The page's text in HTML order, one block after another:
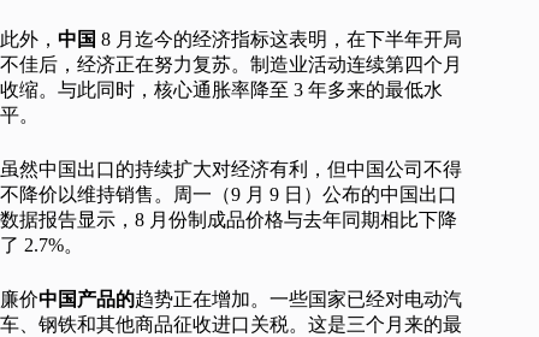
此外， 中国 8 月迄今的经济指标这表明，在下半年开局
不佳后，经济正在努力复苏。制造业活动连续第四个月
收缩。与此同时，核心通胀率降至 3 年多来的最低水
平。
虽然中国出口的持续扩大对经济有利，但中国公司不得
不降价以维持销售。周一（9 月 9 日）公布的中国出口
数据报告显示，8 月份制成品价格与去年同期相比下降
了 2.7%。
廉价中国产品的趋势正在增加。一些国家已经对电动汽
车、钢铁和其他商品征收进口关税。这是三个月来的最